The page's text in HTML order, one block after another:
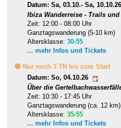
Datum: Sa, 03.10.- Sa, 10.10.26
Ibiza Wanderreise - Trails
Zeit: 12:00 - 08:00 Uhr
Ganztagswanderung (5-10 km)
Altersklasse: 30-55
... mehr Infos und Tickets
🟡 Nur noch 3 TN bis zum Start
Datum: So, 04.10.26
Über die
Zeit: 10:30 - 17:45 Uhr
Ganztagswanderung (ca. 12 km)
Altersklasse: 35-55
... mehr Infos und Tickets